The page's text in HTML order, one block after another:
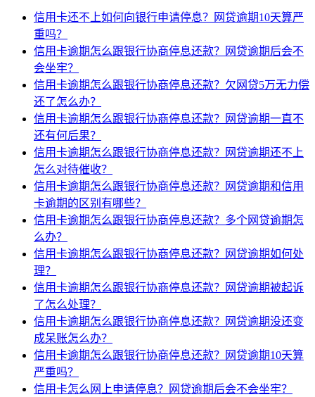
信用卡还不上如何向银行申请停息？网贷逾期10天算严
重吗？
信用卡逾期怎么跟银行协商停息还款？网贷逾期后会不
会坐牢？
信用卡逾期怎么跟银行协商停息还款？欠网贷5万无力偿
还了怎么办？
信用卡逾期怎么跟银行协商停息还款？网贷逾期一直不
还有何后果？
信用卡逾期怎么跟银行协商停息还款？网贷逾期还不上
怎么对待催收？
信用卡逾期怎么跟银行协商停息还款？网贷逾期和信用
卡逾期的区别有哪些？
信用卡逾期怎么跟银行协商停息还款？多个网贷逾期怎
么办？
信用卡逾期怎么跟银行协商停息还款？网贷逾期如何处
理？
信用卡逾期怎么跟银行协商停息还款？网贷逾期被起诉
了怎么处理？
信用卡逾期怎么跟银行协商停息还款？网贷逾期没还变
成呆账怎么办？
信用卡逾期怎么跟银行协商停息还款？网贷逾期10天算
严重吗？
信用卡怎么网上申请停息？网贷逾期后会不会坐牢？